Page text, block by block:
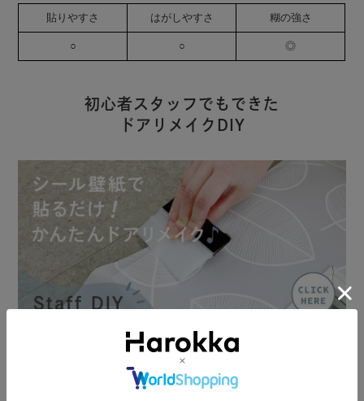
貼りやすさ はがしやすさ 糊の強さ
○ ○ ◎
初心者スタッフでもできた
ドアリメイクDIY
Harokkaスタッフがシール壁紙を使ったドアのリメイクに初挑戦。ス
タッフブログにて手順や貼り方のコツを、写真付きで詳しくご紹介し